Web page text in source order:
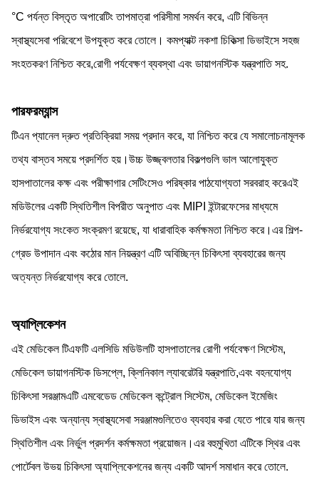
°C পর্যন্ত বিস্তৃত অপারেটিং তাপমাত্রা পরিসীমা সমর্থন করে, এটি বিভিন্ন
স্বাস্থ্যসেবা পরিবেশে উপযুক্ত করে তোলে। কমপ্যাক্ট নকশা চিকিত্সা ডিভাইসে সহজ
সংহতকরণ নিশ্চিত করে,রোগী পর্যবেক্ষণ ব্যবস্থা এবং ডায়াগনস্টিক যন্ত্রপাতি সহ.
পারফরম্যান্স
টিএন প্যানেল দ্রুত প্রতিক্রিয়া সময় প্রদান করে, যা নিশ্চিত করে যে সমালোচনামূলক
তথ্য বাস্তব সময়ে প্রদর্শিত হয়।উচ্চ উজ্জ্বলতার বিকল্পগুলি ভাল আলোযুক্ত
হাসপাতালের কক্ষ এবং পরীক্ষাগার সেটিংসেও পরিষ্কার পাঠযোগ্যতা সরবরাহ করেএই
মডিউলের একটি স্থিতিশীল বিপরীত অনুপাত এবং MIPI ইন্টারফেসের মাধ্যমে
নির্ভরযোগ্য সংকেত সংক্রমণ রয়েছে, যা ধারাবাহিক কর্মক্ষমতা নিশ্চিত করে।এর শিল্প-
গ্রেড উপাদান এবং কঠোর মান নিয়ন্ত্রণ এটি অবিচ্ছিন্ন চিকিৎসা ব্যবহারের জন্য
অত্যন্ত নির্ভরযোগ্য করে তোলে.
অ্যাপ্লিকেশন
এই মেডিকেল টিএফটি এলসিডি মডিউলটি হাসপাতালের রোগী পর্যবেক্ষণ সিস্টেম,
মেডিকেল ডায়াগনস্টিক ডিসপ্লে, ক্লিনিকাল ল্যাবরেটরি যন্ত্রপাতি,এবং বহনযোগ্য
চিকিৎসা সরঞ্জামএটি এমবেডেড মেডিকেল কন্ট্রোল সিস্টেম, মেডিকেল ইমেজিং
ডিভাইস এবং অন্যান্য স্বাস্থ্যসেবা সরঞ্জামগুলিতেও ব্যবহার করা যেতে পারে যার জন্য
স্থিতিশীল এবং নির্ভুল প্রদর্শন কর্মক্ষমতা প্রয়োজন।এর বহুমুখিতা এটিকে স্থির এবং
পোর্টেবল উভয় চিকিৎসা অ্যাপ্লিকেশনের জন্য একটি আদর্শ সমাধান করে তোলে.